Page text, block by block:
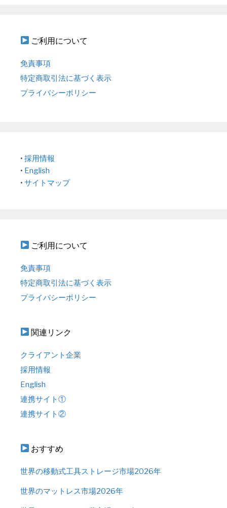
ご利用について
免責事項
特定商取引法に基づく表示
プライバシーポリシー
• 採用情報
• English
• サイトマップ
ご利用について
免責事項
特定商取引法に基づく表示
プライバシーポリシー
関連リンク
クライアント企業
採用情報
English
連携サイト①
連携サイト②
おすすめ
世界の移動式工具ストレージ市場2026年
世界のマットレス市場2026年